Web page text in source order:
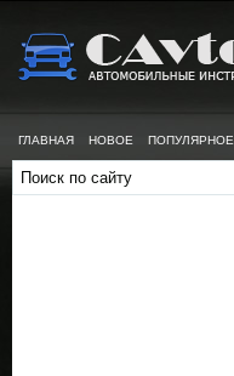
ГЛАВНАЯ НОВОЕ ПОПУЛЯРНОЕ